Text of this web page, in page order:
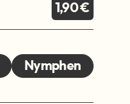
1,90 €
Nymphen